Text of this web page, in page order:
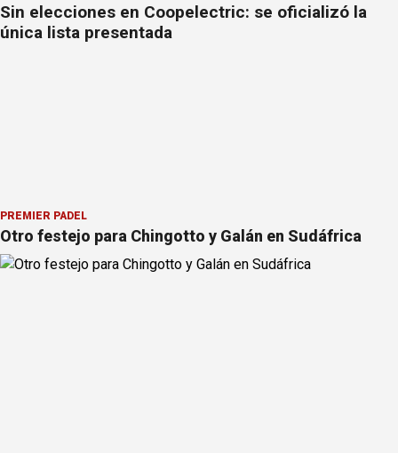
Sin elecciones en Coopelectric: se oficializó la
única lista presentada
PREMIER PÁDEL
Otro festejo para Chingotto y Galán en Sudáfrica